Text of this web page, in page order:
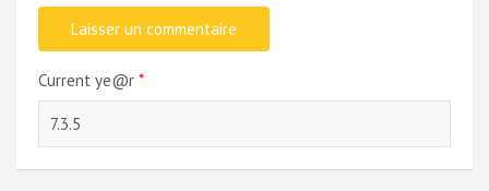
Current ye@r *